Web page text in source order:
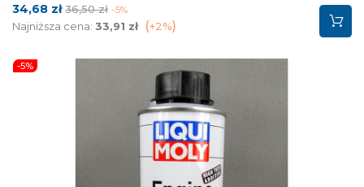
Cena
34,68 zł Cena
podstawowa
36,50 zł -5%
Najniższa cena: 33,91 zł +2%
-5%